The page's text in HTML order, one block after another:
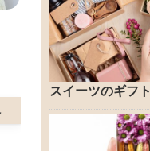
スイーツのギフト